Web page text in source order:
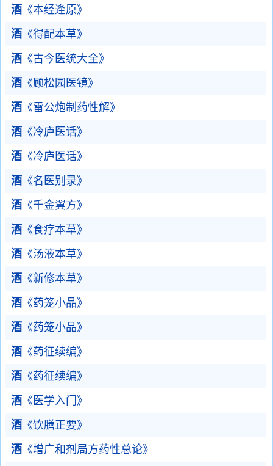
酒 《本经逢原》
酒 《得配本草》
酒 《古今医统大全》
酒 《顾松园医镜》
酒 《雷公炮制药性解》
酒 《冷庐医话》
酒 《冷庐医话》
酒 《名医别录》
酒 《千金翼方》
酒 《食疗本草》
酒 《汤液本草》
酒 《新修本草》
酒 《药笼小品》
酒 《药笼小品》
酒 《药征续编》
酒 《药征续编》
酒 《医学入门》
酒 《饮膳正要》
酒 《增广和剂局方药性总论》